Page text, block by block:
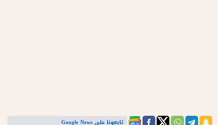
تابعونا على Google News